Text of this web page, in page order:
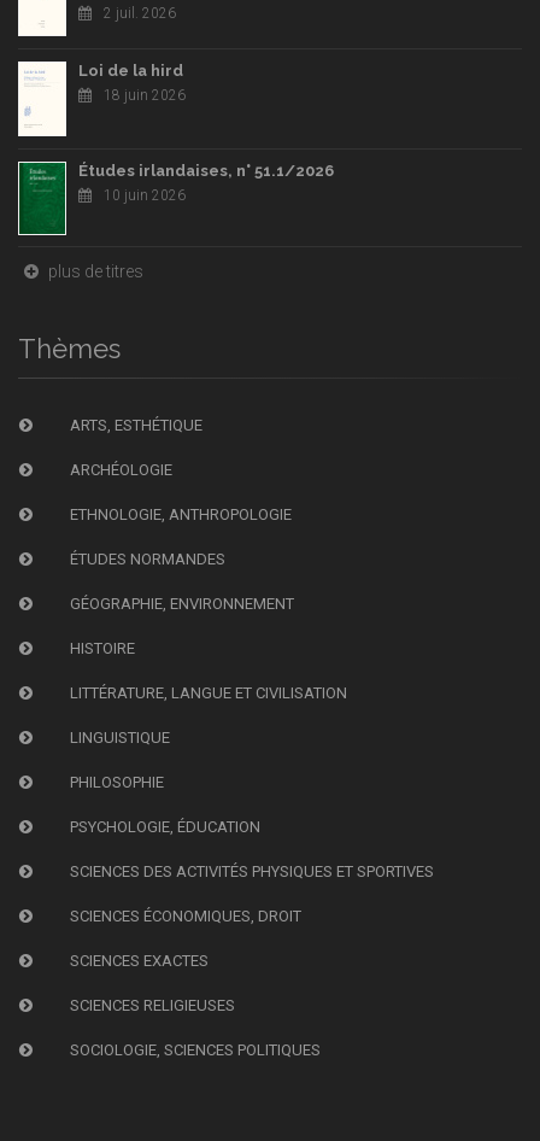
2 juil. 2026
Loi de la hird
18 juin 2026
Études irlandaises, n° 51.1/2026
10 juin 2026
plus de titres
Thèmes
ARTS, ESTHÉTIQUE
ARCHÉOLOGIE
ETHNOLOGIE, ANTHROPOLOGIE
ÉTUDES NORMANDES
GÉOGRAPHIE, ENVIRONNEMENT
HISTOIRE
LITTÉRATURE, LANGUE ET CIVILISATION
LINGUISTIQUE
PHILOSOPHIE
PSYCHOLOGIE, ÉDUCATION
SCIENCES DES ACTIVITÉS PHYSIQUES ET SPORTIVES
SCIENCES ÉCONOMIQUES, DROIT
SCIENCES EXACTES
SCIENCES RELIGIEUSES
SOCIOLOGIE, SCIENCES POLITIQUES